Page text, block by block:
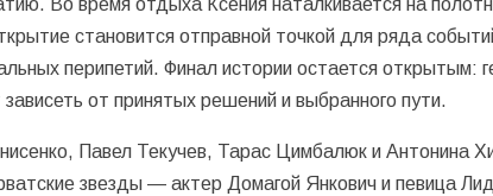
Во время отдыха Ксения наталкивается на
становится отправной точкой для ряда
перипетий. Финал истории остается открытым:
от принятых решений и выбранного пути.
Павел Текучев, Тарас Цимбалюк и Антонина
звезды — актер Домагой Янкович и певица